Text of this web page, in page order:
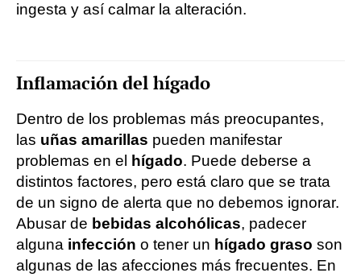
ingesta y así calmar la alteración.
Inflamación del hígado
Dentro de los problemas más preocupantes,
las uñas amarillas pueden manifestar
problemas en el
hígado. Puede deberse a
distintos factores, pero está claro que se trata
de un signo de alerta que no debemos ignorar.
Abusar de bebidas alcohólicas, padecer
alguna infección o tener un hígado graso son
algunas de las afecciones más frecuentes. En